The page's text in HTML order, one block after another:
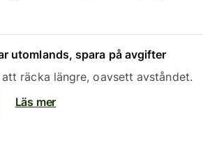
utomlands, spara på avgifter
att räcka längre, oavsett avståndet.
Läs mer